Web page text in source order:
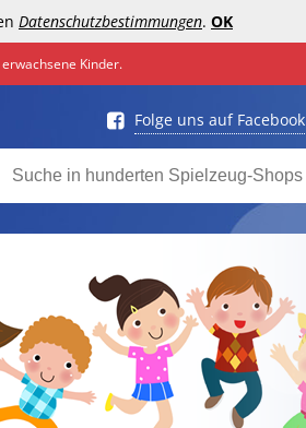
Datenschutzbestimmungen. OK
Kinder.
Folge uns auf Facebook